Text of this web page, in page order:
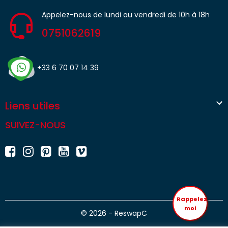
Appelez-nous de lundi au vendredi de 10h à 18h
0751062619
+33 6 70 07 14 39
Liens utiles 
SUIVEZ-NOUS
© 2026 - ReswapC
Rappelez
moi